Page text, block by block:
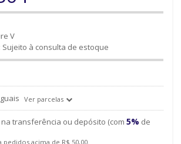
V
Sujeito à consulta de estoque
Ver parcelas
transferência ou depósito (com 5% de
acima de R$ 50,00.